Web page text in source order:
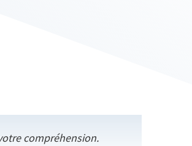
compréhension.